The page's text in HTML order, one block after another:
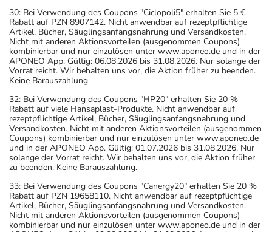
30: Bei Verwendung des Coupons "Ciclopoli5" erhalten Sie 5 €
Rabatt auf PZN 8907142. Nicht anwendbar auf rezeptpflichtige
Artikel, Bücher, Säuglingsanfangsnahrung und Versandkosten.
Nicht mit anderen Aktionsvorteilen (ausgenommen Coupons)
kombinierbar und nur einzulösen unter www.aponeo.de und in der
APONEO App. Gültig: 06.08.2026 bis 31.08.2026. Nur solange der
Vorrat reicht. Wir behalten uns vor, die Aktion früher zu beenden.
Keine Barauszahlung.
32: Bei Verwendung des Coupons "HP20" erhalten Sie 20 %
Rabatt auf viele Hansaplast-Produkte. Nicht anwendbar auf
rezeptpflichtige Artikel, Bücher, Säuglingsanfangsnahrung und
Versandkosten. Nicht mit anderen Aktionsvorteilen (ausgenommen
Coupons) kombinierbar und nur einzulösen unter www.aponeo.de
und in der APONEO App. Gültig: 01.07.2026 bis 31.08.2026. Nur
solange der Vorrat reicht. Wir behalten uns vor, die Aktion früher
zu beenden. Keine Barauszahlung.
33: Bei Verwendung des Coupons "Canergy20" erhalten Sie 20 %
Rabatt auf PZN 19658110. Nicht anwendbar auf rezeptpflichtige
Artikel, Bücher, Säuglingsanfangsnahrung und Versandkosten.
Nicht mit anderen Aktionsvorteilen (ausgenommen Coupons)
kombinierbar und nur einzulösen unter www.aponeo.de und in der